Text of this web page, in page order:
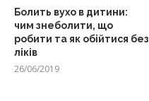
Болить вухо в дитини:
чим знеболити, що
робити та як обійтися без
ліків
26/06/2019